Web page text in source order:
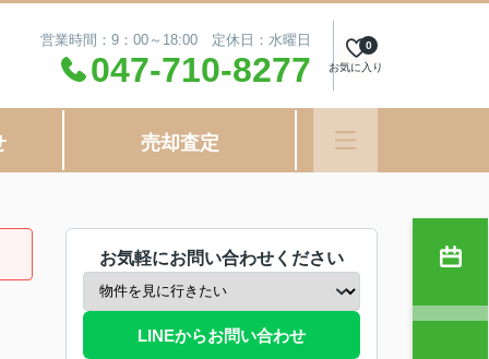
営業時間：9：00～18:00 定休日：水曜日
047-710-8277 お気に入り
0
売却査定
お気軽にお問い合わせください
LINEからお問い合わせ